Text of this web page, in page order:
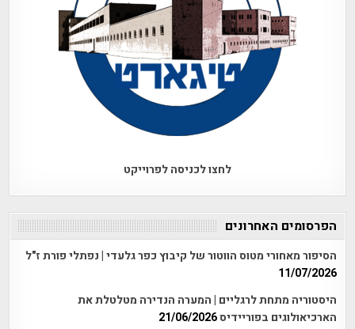
לחצו לכניסה לפרוייקט
הפרסומים האחרונים
הסיפור מאחורי מטוס הווטור של קיבוץ כפר גלעדי | נפתלי פורת ז"ל
11/07/2026
היסטוריה מתחת לרגליים | המערה הנדירה מטלטלת את
הארכיאולוגים בפוריידיס21/06/2026